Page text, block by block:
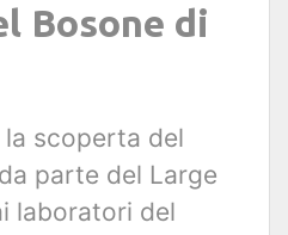
Bosone di
la scoperta del
parte del Large
laboratori del